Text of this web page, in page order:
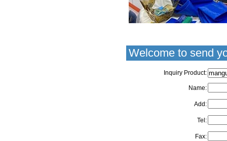
Welcome to send
Inquiry Product:
Name:
Add:
Tel:
Fax: